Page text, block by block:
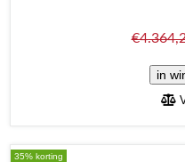
35% korting